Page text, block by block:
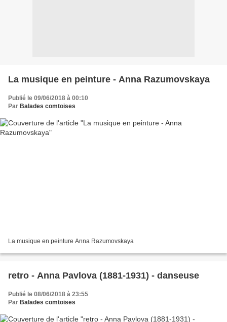
La musique en peinture - Anna Razumovskaya
Publié le 09/06/2018 à 00:10
Par Balades comtoises
La musique en peinture Anna Razumovskaya
retro - Anna Pavlova (1881-1931) - danseuse
Publié le 08/06/2018 à 23:55
Par Balades comtoises